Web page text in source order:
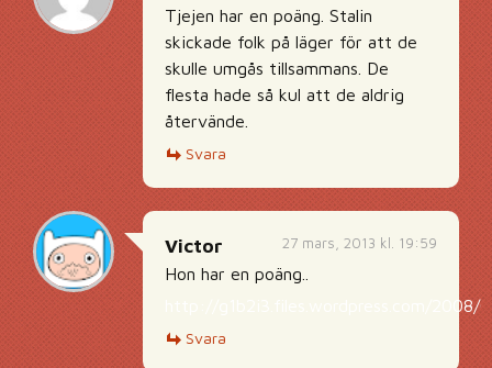
Tjejen har en poäng. Stalin
skickade folk på läger för att de
skulle umgås tillsammans. De
flesta hade så kul att de aldrig
återvände.
Svara
27 mars, 2013 kl. 19:59
Victor
Hon har en poäng..
http://g1b2i3.files.wordpress.com/2008/
Svara